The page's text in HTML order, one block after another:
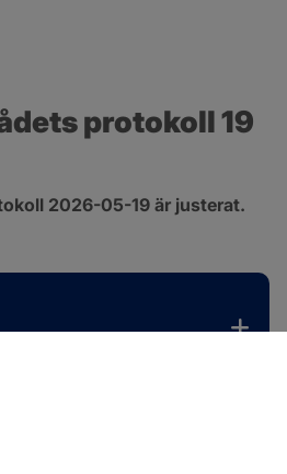
protokoll 19
2026-05-19 är justerat.